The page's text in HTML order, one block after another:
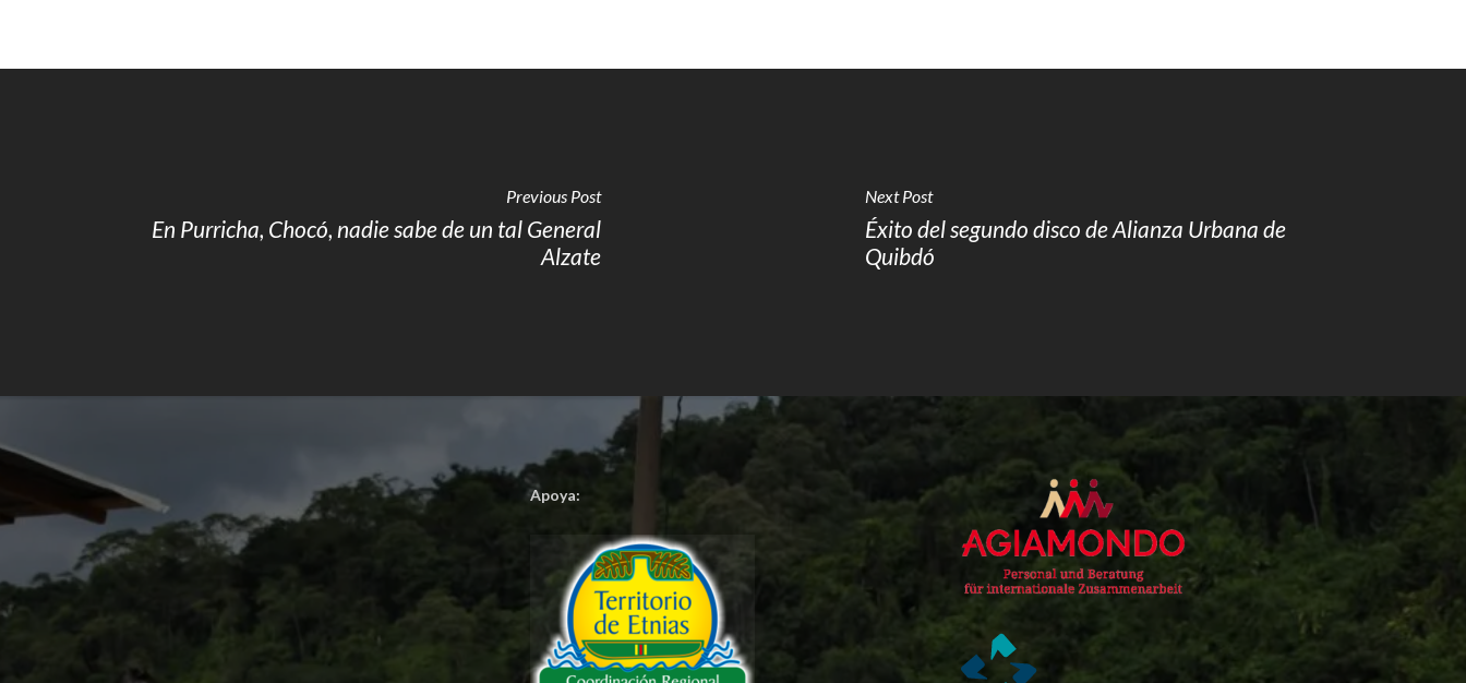
Previous Post
En Purricha, Chocó, nadie sabe de un tal General
Alzate
Next Post
Éxito del segundo disco de Alianza Urbana de
Quibdó
Apoya: